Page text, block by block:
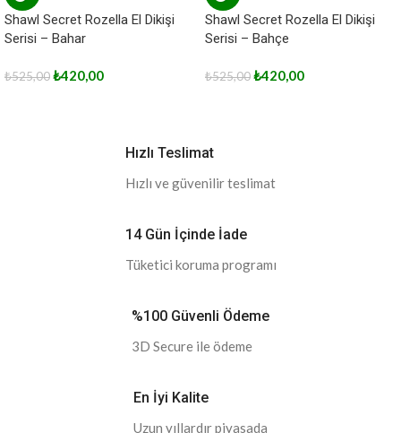
Shawl Secret Rozella El Dikişi
Serisi – Bahar
₺525,00₺420,00
Shawl Secret Rozella El Dikişi
Serisi – Bahçe
₺525,00₺420,00
Hızlı Teslimat
Hızlı ve güvenilir teslimat
14 Gün İçinde İade
Tüketici koruma programı
%100 Güvenli Ödeme
3D Secure ile ödeme
En İyi Kalite
Uzun yıllardır piyasada